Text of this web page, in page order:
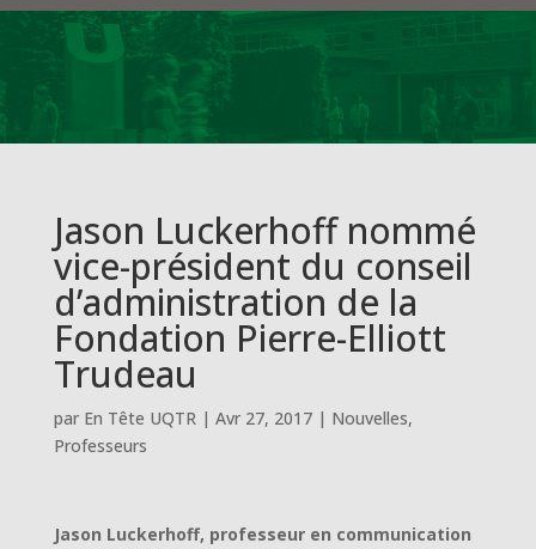
Jason Luckerhoff nommé
vice-président du conseil
d’administration de la
Fondation Pierre-Elliott
Trudeau
par En Tête UQTR| Avr 27, 2017| Nouvelles,
Professeurs
Jason Luckerhoff, professeur en communication